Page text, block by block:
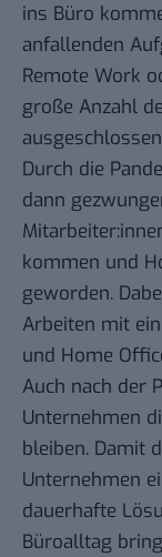
ins Büro
anfallenden
Remote Work
große Anzahl
Durch die
dann
kommen und
geworden.
Arbeiten mit
und Home
Auch nach der
Unternehmen
bleiben. Damit
Unternehmen
dauerhafte
Büroalltag